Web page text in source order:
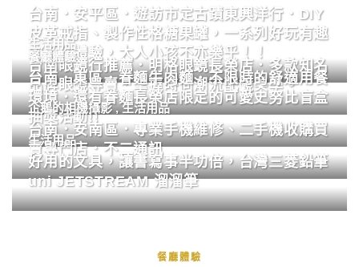
台南．安平區．遊訪市定古蹟東興洋行．DIY
皮革戒指、製作性格糖果罐，一系列好玩有趣
的手作體驗，大人小孩不亦樂乎！！
生活用品
台南眼鏡行推薦．明格眼鏡長榮店．多款知名
品牌眼鏡專賣．掌握時尚潮流配鏡美學。
餐廳體驗
台南．東區．眷麵牛肉麵．不限時的舒適用餐
環境．還有眷麵長榮店限定的可愛史努比盲盒
抽獎活動!!
企鵝的相機攝影,生活用品
台南．安南區．專業手機維修、二手機收購買
賣專門店．不二通訊
生活用品
好用的文具，讓書寫事半功倍，台灣三菱鉛筆
uni JETSTREAM 溜溜筆
餐廳體驗